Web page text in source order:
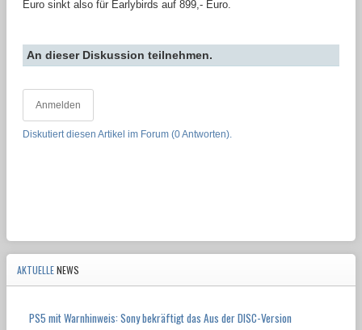
Euro sinkt also für Earlybirds auf 899,- Euro.
An dieser Diskussion teilnehmen.
Anmelden
Diskutiert diesen Artikel im Forum (0 Antworten).
AKTUELLENEWS
PS5 mit Warnhinweis: Sony bekräftigt das Aus der DISC-Version